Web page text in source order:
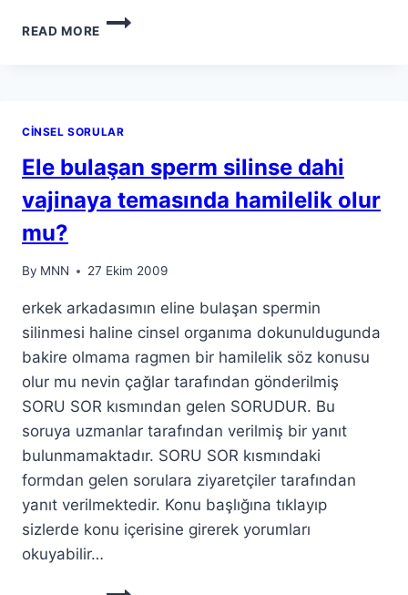
READ MORE
CINSEL SORULAR
Ele bulaşan sperm silinse dahi
vajinaya temasında hamilelik olur
mu?
By MNN 27 Ekim 2009
erkek arkadasımın eline bulaşan spermin
silinmesi haline cinsel organıma dokunuldugunda
bakire olmama ragmen bir hamilelik söz konusu
olur mu nevin çağlar tarafından gönderilmiş
SORU SOR kısmından gelen SORUDUR. Bu
soruya uzmanlar tarafından verilmiş bir yanıt
bulunmamaktadır. SORU SOR kısmındaki
formdan gelen sorulara ziyaretçiler tarafından
yanıt verilmektedir. Konu başlığına tıklayıp
sizlerde konu içerisine girerek yorumları
okuyabilir…